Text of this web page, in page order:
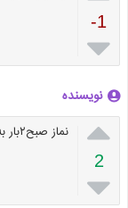
-1

نویسنده

2

نماز صبح۲بار به رکوع میرویم ولی توی نماز ایات۱۰بار به رکوع میرویم